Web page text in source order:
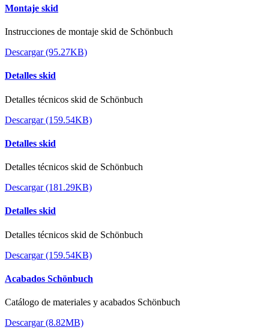
Montaje skid
Instrucciones de montaje skid de Schönbuch
Descargar (95.27KB)
Detalles skid
Detalles técnicos skid de Schönbuch
Descargar (159.54KB)
Detalles skid
Detalles técnicos skid de Schönbuch
Descargar (181.29KB)
Detalles skid
Detalles técnicos skid de Schönbuch
Descargar (159.54KB)
Acabados Schönbuch
Catálogo de materiales y acabados Schönbuch
Descargar (8.82MB)